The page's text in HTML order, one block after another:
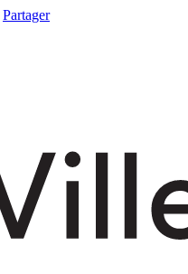
Partager